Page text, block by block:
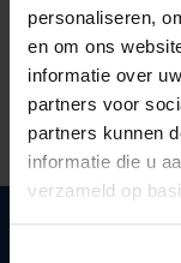
personaliseren,
en om ons
informatie over
partners voor
partners kunnen
informatie die u
verzameld op